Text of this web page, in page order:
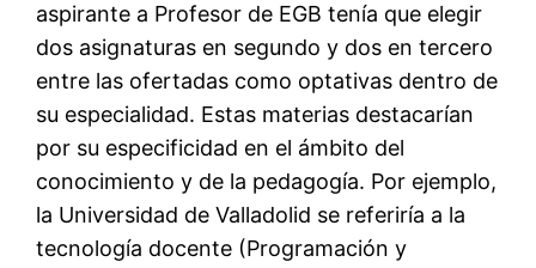
aspirante a Profesor de EGB tenía que elegir
dos asignaturas en segundo y dos en tercero
entre las ofertadas como optativas dentro de
su especialidad. Estas materias destacarían
por su especificidad en el ámbito del
conocimiento y de la pedagogía. Por ejemplo,
la Universidad de Valladolid se referiría a la
tecnología docente (Programación y